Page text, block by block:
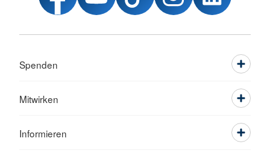
Spenden
Mitwirken
Informieren